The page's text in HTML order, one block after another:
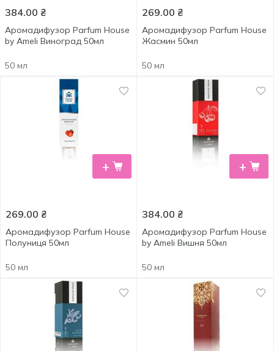
384.00 ₴
Аромадифузор Parfum House
by Ameli Виноград 50мл
50 мл
269.00 ₴
Аромадифузор Parfum House
Жасмин 50мл
50 мл
+
269.00 ₴
Аромадифузор Parfum House
Полуниця 50мл
50 мл
+
384.00 ₴
Аромадифузор Parfum House
by Ameli Вишня 50мл
50 мл